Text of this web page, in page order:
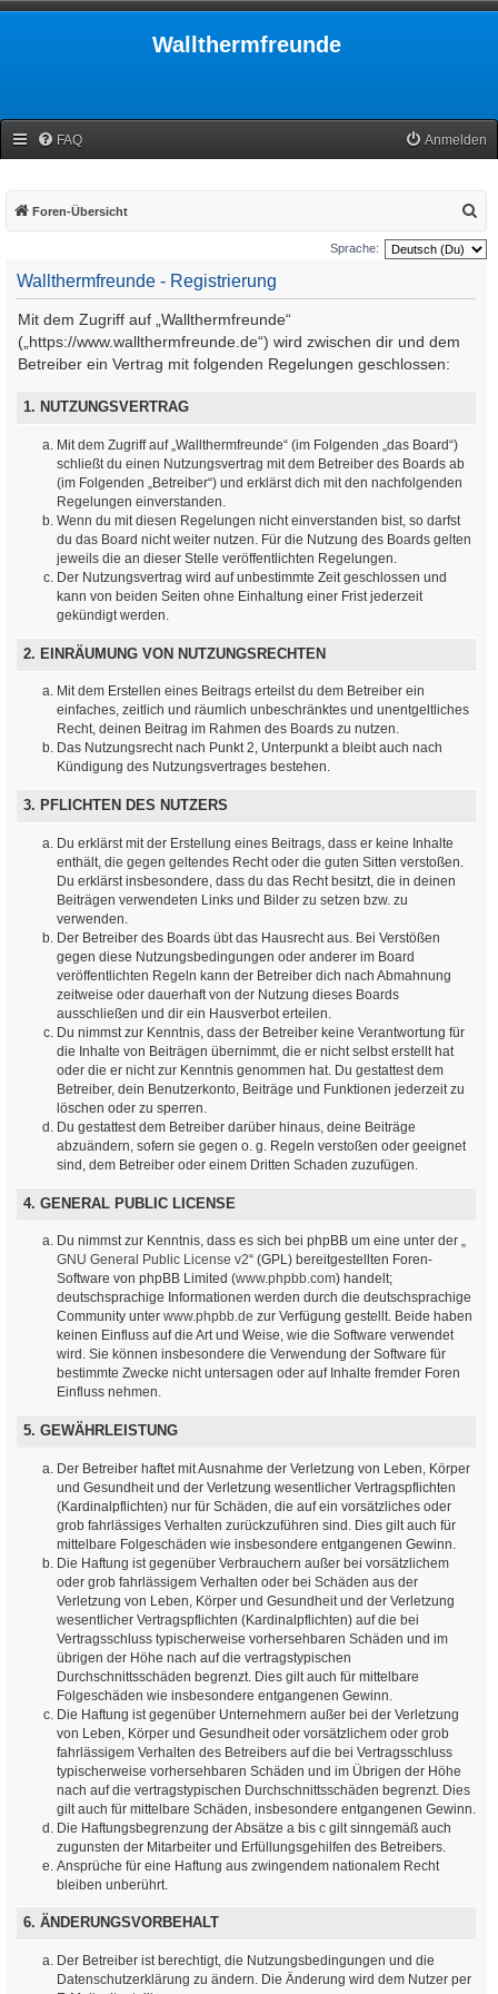
Wallthermfreunde
FAQ Anmelden
Foren-Übersicht
u
c
Sprache:
Wallthermfreunde - Registrierung
Mit dem Zugriff auf „Wallthermfreunde“
(„https://www.wallthermfreunde.de“) wird zwischen dir und dem
Betreiber ein Vertrag mit folgenden Regelungen geschlossen:
1. NUTZUNGSVERTRAG
Mit dem Zugriff auf „Wallthermfreunde“ (im Folgenden „das Board“)
schließt du einen Nutzungsvertrag mit dem Betreiber des Boards ab
(im Folgenden „Betreiber“) und erklärst dich mit den nachfolgenden
Regelungen einverstanden.
Wenn du mit diesen Regelungen nicht einverstanden bist, so darfst
du das Board nicht weiter nutzen. Für die Nutzung des Boards gelten
jeweils die an dieser Stelle veröffentlichten Regelungen.
Der Nutzungsvertrag wird auf unbestimmte Zeit geschlossen und
kann von beiden Seiten ohne Einhaltung einer Frist jederzeit
gekündigt werden.
2. EINRÄUMUNG VON NUTZUNGSRECHTEN
Mit dem Erstellen eines Beitrags erteilst du dem Betreiber ein
einfaches, zeitlich und räumlich unbeschränktes und unentgeltliches
Recht, deinen Beitrag im Rahmen des Boards zu nutzen.
Das Nutzungsrecht nach Punkt 2, Unterpunkt a bleibt auch nach
Kündigung des Nutzungsvertrages bestehen.
3. PFLICHTEN DES NUTZERS
Du erklärst mit der Erstellung eines Beitrags, dass er keine Inhalte
enthält, die gegen geltendes Recht oder die guten Sitten verstoßen.
Du erklärst insbesondere, dass du das Recht besitzt, die in deinen
Beiträgen verwendeten Links und Bilder zu setzen bzw. zu
verwenden.
Der Betreiber des Boards übt das Hausrecht aus. Bei Verstößen
gegen diese Nutzungsbedingungen oder anderer im Board
veröffentlichten Regeln kann der Betreiber dich nach Abmahnung
zeitweise oder dauerhaft von der Nutzung dieses Boards
ausschließen und dir ein Hausverbot erteilen.
Du nimmst zur Kenntnis, dass der Betreiber keine Verantwortung für
die Inhalte von Beiträgen übernimmt, die er nicht selbst erstellt hat
oder die er nicht zur Kenntnis genommen hat. Du gestattest dem
Betreiber, dein Benutzerkonto, Beiträge und Funktionen jederzeit zu
löschen oder zu sperren.
Du gestattest dem Betreiber darüber hinaus, deine Beiträge
abzuändern, sofern sie gegen o. g. Regeln verstoßen oder geeignet
sind, dem Betreiber oder einem Dritten Schaden zuzufügen.
4. GENERAL PUBLIC LICENSE
Du nimmst zur Kenntnis, dass es sich bei phpBB um eine unter der „
GNU General Public License v2“ (GPL) bereitgestellten Foren-
Software von phpBB Limited (www.phpbb.com) handelt;
deutschsprachige Informationen werden durch die deutschsprachige
Community unter www.phpbb.de zur Verfügung gestellt. Beide haben
keinen Einfluss auf die Art und Weise, wie die Software verwendet
wird. Sie können insbesondere die Verwendung der Software für
bestimmte Zwecke nicht untersagen oder auf Inhalte fremder Foren
Einfluss nehmen.
5. GEWÄHRLEISTUNG
Der Betreiber haftet mit Ausnahme der Verletzung von Leben, Körper
und Gesundheit und der Verletzung wesentlicher Vertragspflichten
(Kardinalpflichten) nur für Schäden, die auf ein vorsätzliches oder
grob fahrlässiges Verhalten zurückzuführen sind. Dies gilt auch für
mittelbare Folgeschäden wie insbesondere entgangenen Gewinn.
Die Haftung ist gegenüber Verbrauchern außer bei vorsätzlichem
oder grob fahrlässigem Verhalten oder bei Schäden aus der
Verletzung von Leben, Körper und Gesundheit und der Verletzung
wesentlicher Vertragspflichten (Kardinalpflichten) auf die bei
Vertragsschluss typischerweise vorhersehbaren Schäden und im
übrigen der Höhe nach auf die vertragstypischen
Durchschnittsschäden begrenzt. Dies gilt auch für mittelbare
Folgeschäden wie insbesondere entgangenen Gewinn.
Die Haftung ist gegenüber Unternehmern außer bei der Verletzung
von Leben, Körper und Gesundheit oder vorsätzlichem oder grob
fahrlässigem Verhalten des Betreibers auf die bei Vertragsschluss
typischerweise vorhersehbaren Schäden und im Übrigen der Höhe
nach auf die vertragstypischen Durchschnittsschäden begrenzt. Dies
gilt auch für mittelbare Schäden, insbesondere entgangenen Gewinn.
Die Haftungsbegrenzung der Absätze a bis c gilt sinngemäß auch
zugunsten der Mitarbeiter und Erfüllungsgehilfen des Betreibers.
Ansprüche für eine Haftung aus zwingendem nationalem Recht
bleiben unberührt.
6. ÄNDERUNGSVORBEHALT
Der Betreiber ist berechtigt, die Nutzungsbedingungen und die
Datenschutzerklärung zu ändern. Die Änderung wird dem Nutzer per